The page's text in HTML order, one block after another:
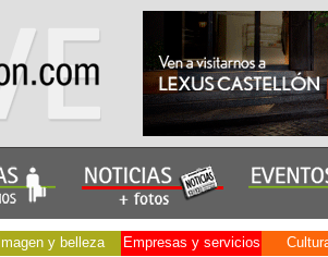
Imagen y belleza Empresas y servicios